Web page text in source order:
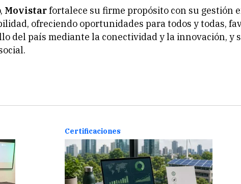
Movistarfortalece su firme propósito con su gestión
ofreciendo oportunidades para todos y todas,
del país mediante la conectividad y la innovación, y
Certificaciones